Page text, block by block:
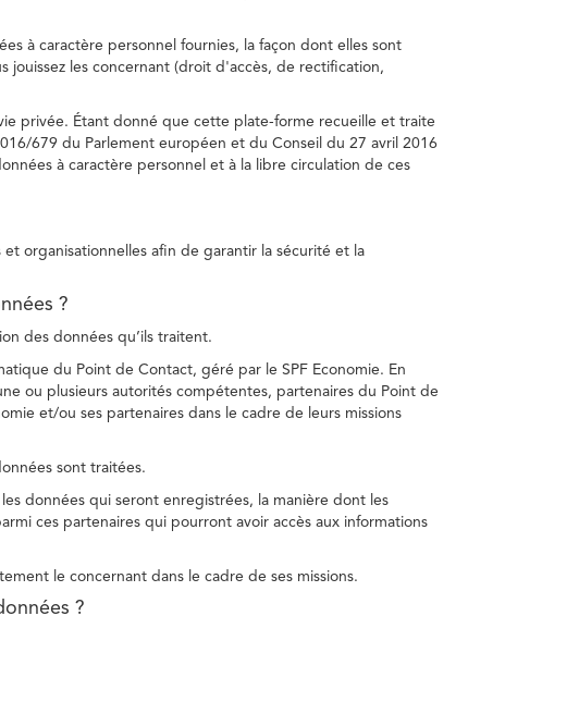
à caractère personnel fournies, la façon dont elles sont
les concernant (droit d'accès, de rectification,
privée. Étant donné que cette plate-forme recueille et traite
679 du Parlement européen et du Conseil du 27 avril 2016
à caractère personnel et à la libre circulation de ces
organisationnelles afin de garantir la sécurité et la
?
des données qu’ils traitent.
du Point de Contact, géré par le SPF Economie. En
ou plusieurs autorités compétentes, partenaires du Point de
et/ou ses partenaires dans le cadre de leurs missions
sont traitées.
données qui seront enregistrées, la manière dont les
ces partenaires qui pourront avoir accès aux informations
le concernant dans le cadre de ses missions.
?